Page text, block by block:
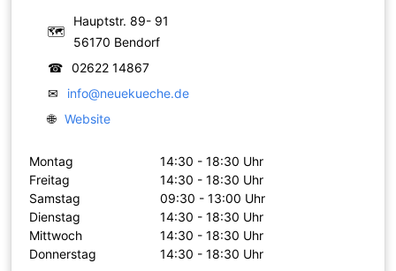
🗺
Hauptstr. 89- 91
56170 Bendorf
☎
02622 14867
✉
info@neuekueche.de
🌐 Website
Montag
14:30 - 18:30 Uhr
Freitag
14:30 - 18:30 Uhr
Samstag
09:30 - 13:00 Uhr
Dienstag
14:30 - 18:30 Uhr
Mittwoch
14:30 - 18:30 Uhr
Donnerstag
14:30 - 18:30 Uhr